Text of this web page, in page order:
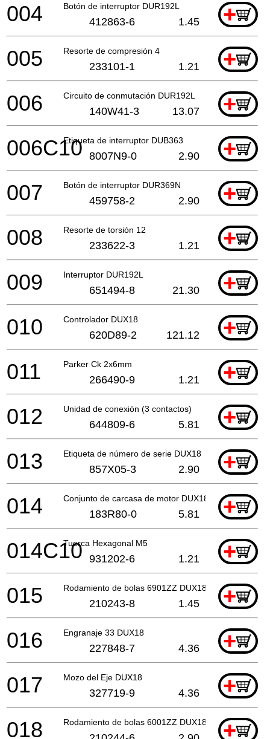
Botón de interruptor DUR192L +
004 412863-6 1.45
Resorte de compresión 4 +
005 233101-1 1.21
Circuito de conmutación DUR192L +
006 140W41-3 13.07
Etiqueta de interruptor DUB363 +
006C10 8007N9-0 2.90
Botón de interruptor DUR369N +
007 459758-2 2.90
Resorte de torsión 12 +
008 233622-3 1.21
Interruptor DUR192L +
009 651494-8 21.30
Controlador DUX18 +
010 620D89-2 121.12
Parker Ck 2x6mm +
011 266490-9 1.21
Unidad de conexión (3 contactos) +
012 644809-6 5.81
Etiqueta de número de serie DUX18 +
013 857X05-3 2.90
Conjunto de carcasa de motor DUX18 +
014 183R80-0 5.81
Tuerca Hexagonal M5 +
014C10 931202-6 1.21
Rodamiento de bolas 6901ZZ DUX18 +
015 210243-8 1.45
Engranaje 33 DUX18 +
016 227848-7 4.36
Mozo del Eje DUX18 +
017 327719-9 4.36
Rodamiento de bolas 6001ZZ DUX18 +
018